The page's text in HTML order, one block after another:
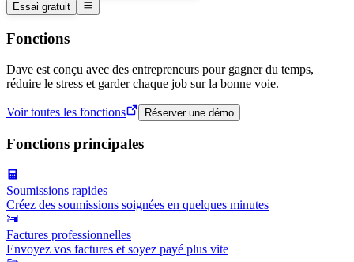
Essai gratuit
Fonctions
Dave est conçu avec des entrepreneurs pour gagner du temps,
réduire le stress et garder chaque job sur la bonne voie.
Voir toutes les fonctions Réserver une démo
Fonctions principales
Soumissions rapides
Créez des soumissions soignées en quelques minutes
Factures professionnelles
Envoyez vos factures et soyez payé plus vite